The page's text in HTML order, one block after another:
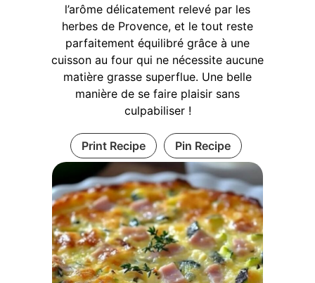
l’arôme délicatement relevé par les
herbes de Provence, et le tout reste
parfaitement équilibré grâce à une
cuisson au four qui ne nécessite aucune
matière grasse superflue. Une belle
manière de se faire plaisir sans
culpabiliser !
Print Recipe Pin Recipe